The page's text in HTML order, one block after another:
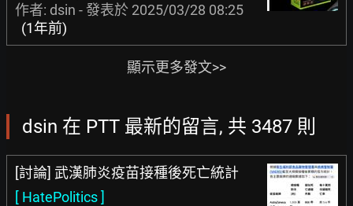
作者: dsin - 發表於 2025/03/28 08:25
(1年前)
顯示更多發文>>
dsin 在 PTT 最新的留言, 共 3487 則
[討論] 武漢肺炎疫苗接種後死亡統計
[ HatePolitics ]